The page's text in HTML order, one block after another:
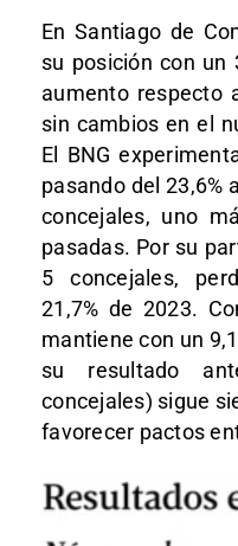
En Santiago de
su posición con un
aumento respecto
sin cambios en el
El BNG
pasando del 23,6%
concejales, uno
pasadas. Por su
5 concejales,
21,7% de 2023.
mantiene con un
su resultado
concejales) sigue
favorecer pactos